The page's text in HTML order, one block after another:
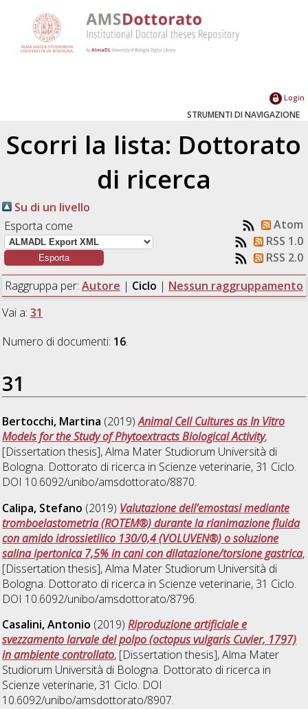
Login
STRUMENTI DI NAVIGAZIONE
Scorri la lista: Dottorato
di ricerca
Su di un livello
Esporta come
Atom
RSS 1.0
RSS 2.0
Raggruppa per: Autore | Ciclo | Nessun raggruppamento
Vai a:31
Numero di documenti: 16.
31
Bertocchi, Martina (2019)Animal Cell Cultures as In Vitro
Models for the Study of Phytoextracts Biological Activity,
[Dissertation thesis], Alma Mater Studiorum Università di
Bologna. Dottorato di ricerca in Scienze veterinarie, 31 Ciclo.
DOI 10.6092/unibo/amsdottorato/8870.
Calipa, Stefano (2019) Valutazione dell'emostasi mediante
tromboelastometria (ROTEM®) durante la rianimazione fluida
con amido idrossietilico 130/0,4 (VOLUVEN®) o soluzione
salina ipertonica 7,5% in cani con dilatazione/torsione gastrica,
[Dissertation thesis], Alma Mater Studiorum Università di
Bologna. Dottorato di ricerca in Scienze veterinarie, 31 Ciclo.
DOI 10.6092/unibo/amsdottorato/8796.
Casalini, Antonio (2019)Riproduzione artificiale e
svezzamento larvale del polpo (octopus vulgaris Cuvier, 1797)
in ambiente controllato, [Dissertation thesis], Alma Mater
Studiorum Università di Bologna. Dottorato di ricerca in
Scienze veterinarie, 31 Ciclo. DOI
10.6092/unibo/amsdottorato/8907.